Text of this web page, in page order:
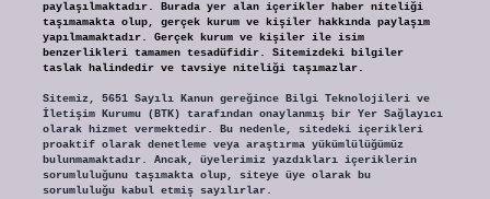
paylaşılmaktadır. Burada yer alan içerikler haber niteliği
taşımamakta olup, gerçek kurum ve kişiler hakkında paylaşım
yapılmamaktadır. Gerçek kurum ve kişiler ile isim
benzerlikleri tamamen tesadüfidir. Sitemizdeki bilgiler
taslak halindedir ve tavsiye niteliği taşımazlar.
Sitemiz, 5651 Sayılı Kanun gereğince Bilgi Teknolojileri ve
İletişim Kurumu (BTK) tarafından onaylanmış bir Yer Sağlayıcı
olarak hizmet vermektedir. Bu nedenle, sitedeki içerikleri
proaktif olarak denetleme veya araştırma yükümlülüğümüz
bulunmamaktadır. Ancak, üyelerimiz yazdıkları içeriklerin
sorumluluğunu taşımakta olup, siteye üye olarak bu
sorumluluğu kabul etmiş sayılırlar.